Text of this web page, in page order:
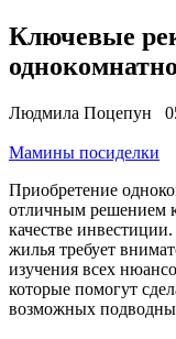
Ключевые
Людмила Поцепун
Мамины посиделки
Приобретение
отличным решением
качестве
жилья требует
изучения всех
которые помогут
возможных